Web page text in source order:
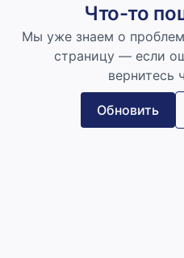
Что-то
Мы уже знаем о
страницу — если
вернитесь
Обновить